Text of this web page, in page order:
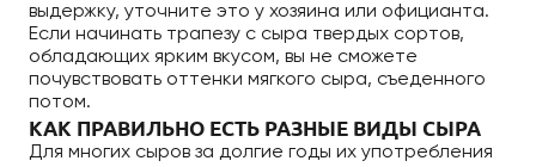
выдержку, уточните это у хозяина или официанта.
Если начинать трапезу с сыра твердых сортов,
обладающих ярким вкусом, вы не сможете
почувствовать оттенки мягкого сыра, съеденного
потом.
КАК ПРАВИЛЬНО ЕСТЬ РАЗНЫЕ ВИДЫ СЫРА
Для многих сыров за долгие годы их употребления